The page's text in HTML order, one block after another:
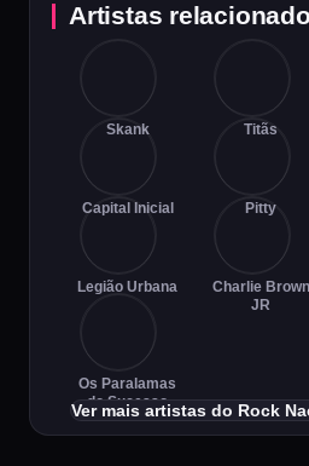
Artistas
Skank Titãs
Capital Inicial Pitty
Legião Urbana
Charlie Brown
JR
Os Paralamas
do Sucesso
Ver mais artistas do Rock